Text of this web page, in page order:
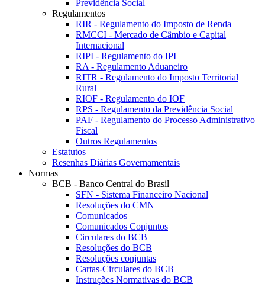
Previdência Social
Regulamentos
RIR - Regulamento do Imposto de Renda
RMCCI - Mercado de Câmbio e Capital
Internacional
RIPI - Regulamento do IPI
RA - Regulamento Aduaneiro
RITR - Regulamento do Imposto Territorial
Rural
RIOF - Regulamento do IOF
RPS - Regulamento da Previdência Social
PAF - Regulamento do Processo Administrativo
Fiscal
Outros Regulamentos
Estatutos
Resenhas Diárias Governamentais
Normas
BCB - Banco Central do Brasil
SFN - Sistema Financeiro Nacional
Resoluções do CMN
Comunicados
Comunicados Conjuntos
Circulares do BCB
Resoluções do BCB
Resoluções conjuntas
Cartas-Circulares do BCB
Instruções Normativas do BCB